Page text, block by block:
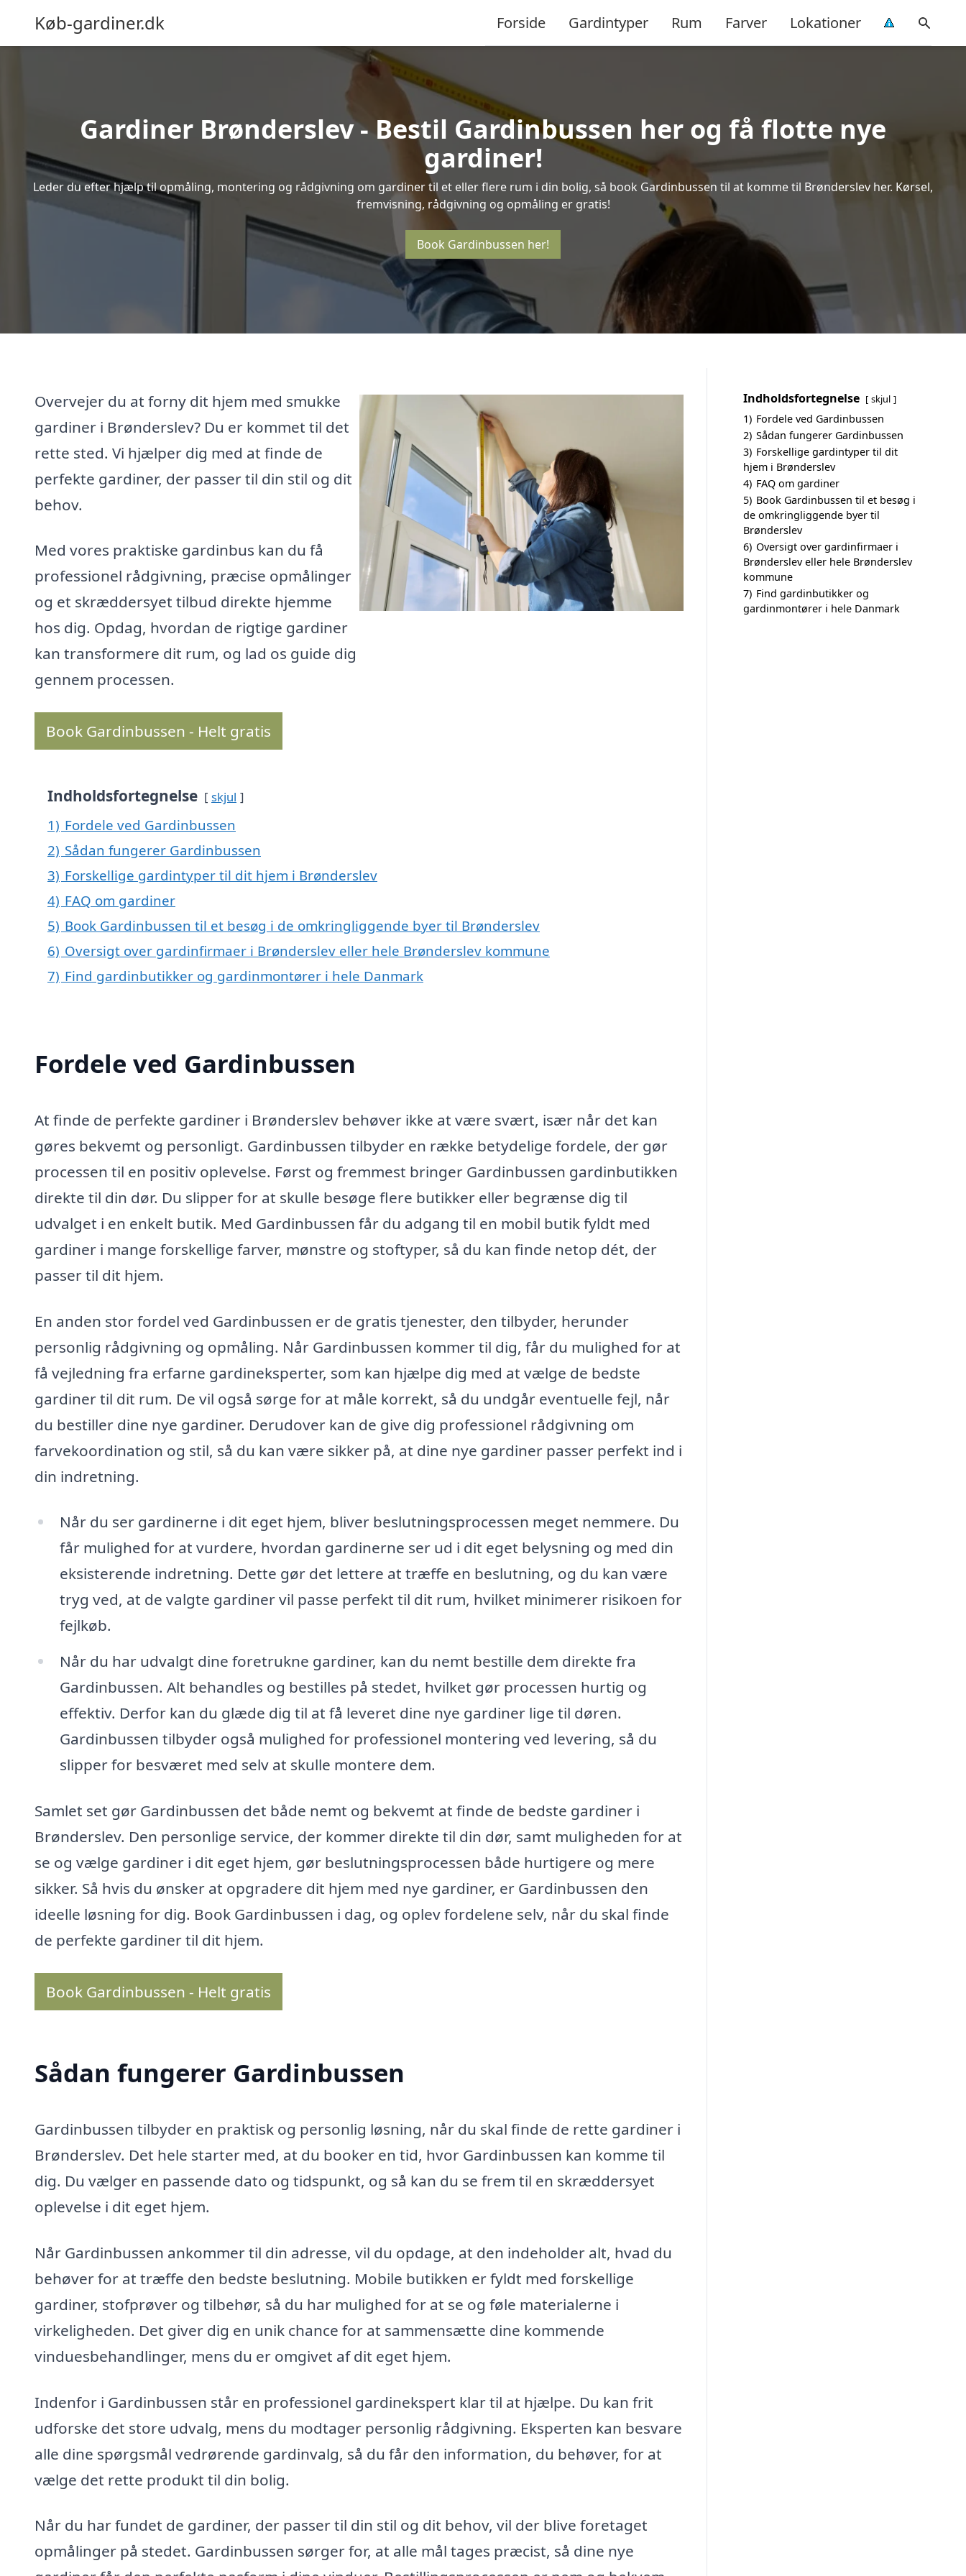
Køb-gardiner.dk Forside Gardintyper Rum Farver Lokationer
Gardiner Brønderslev - Bestil Gardinbussen her og få flotte nye
gardiner!
Leder du efter hjælp til opmåling, montering og rådgivning om gardiner til et eller flere rum i din bolig, så book Gardinbussen til at komme til Brønderslev her. Kørsel,
fremvisning, rådgivning og opmåling er gratis!
Book Gardinbussen her!
Overvejer du at forny dit hjem med smukke
gardiner i Brønderslev? Du er kommet til det
rette sted. Vi hjælper dig med at finde de
perfekte gardiner, der passer til din stil og dit
behov.
Med vores praktiske gardinbus kan du få
professionel rådgivning, præcise opmålinger
og et skræddersyet tilbud direkte hjemme
hos dig. Opdag, hvordan de rigtige gardiner
kan transformere dit rum, og lad os guide dig
gennem processen.
Book Gardinbussen - Helt gratis
Indholdsfortegnelse skjul
1) Fordele ved Gardinbussen
2) Sådan fungerer Gardinbussen
3) Forskellige gardintyper til dit hjem i Brønderslev
4) FAQ om gardiner
5) Book Gardinbussen til et besøg i de omkringliggende byer til Brønderslev
6) Oversigt over gardinfirmaer i Brønderslev eller hele Brønderslev kommune
7) Find gardinbutikker og gardinmontører i hele Danmark
Fordele ved Gardinbussen
At finde de perfekte gardiner i Brønderslev behøver ikke at være svært, især når det kan
gøres bekvemt og personligt. Gardinbussen tilbyder en række betydelige fordele, der gør
processen til en positiv oplevelse. Først og fremmest bringer Gardinbussen gardinbutikken
direkte til din dør. Du slipper for at skulle besøge flere butikker eller begrænse dig til
udvalget i en enkelt butik. Med Gardinbussen får du adgang til en mobil butik fyldt med
gardiner i mange forskellige farver, mønstre og stoftyper, så du kan finde netop dét, der
passer til dit hjem.
En anden stor fordel ved Gardinbussen er de gratis tjenester, den tilbyder, herunder
personlig rådgivning og opmåling. Når Gardinbussen kommer til dig, får du mulighed for at
få vejledning fra erfarne gardineksperter, som kan hjælpe dig med at vælge de bedste
gardiner til dit rum. De vil også sørge for at måle korrekt, så du undgår eventuelle fejl, når
du bestiller dine nye gardiner. Derudover kan de give dig professionel rådgivning om
farvekoordination og stil, så du kan være sikker på, at dine nye gardiner passer perfekt ind i
din indretning.
Når du ser gardinerne i dit eget hjem, bliver beslutningsprocessen meget nemmere. Du
får mulighed for at vurdere, hvordan gardinerne ser ud i dit eget belysning og med din
eksisterende indretning. Dette gør det lettere at træffe en beslutning, og du kan være
tryg ved, at de valgte gardiner vil passe perfekt til dit rum, hvilket minimerer risikoen for
fejlkøb.
Når du har udvalgt dine foretrukne gardiner, kan du nemt bestille dem direkte fra
Gardinbussen. Alt behandles og bestilles på stedet, hvilket gør processen hurtig og
effektiv. Derfor kan du glæde dig til at få leveret dine nye gardiner lige til døren.
Gardinbussen tilbyder også mulighed for professionel montering ved levering, så du
slipper for besværet med selv at skulle montere dem.
Samlet set gør Gardinbussen det både nemt og bekvemt at finde de bedste gardiner i
Brønderslev. Den personlige service, der kommer direkte til din dør, samt muligheden for at
se og vælge gardiner i dit eget hjem, gør beslutningsprocessen både hurtigere og mere
sikker. Så hvis du ønsker at opgradere dit hjem med nye gardiner, er Gardinbussen den
ideelle løsning for dig. Book Gardinbussen i dag, og oplev fordelene selv, når du skal finde
de perfekte gardiner til dit hjem.
Book Gardinbussen - Helt gratis
Sådan fungerer Gardinbussen
Gardinbussen tilbyder en praktisk og personlig løsning, når du skal finde de rette gardiner i
Brønderslev. Det hele starter med, at du booker en tid, hvor Gardinbussen kan komme til
dig. Du vælger en passende dato og tidspunkt, og så kan du se frem til en skræddersyet
oplevelse i dit eget hjem.
Når Gardinbussen ankommer til din adresse, vil du opdage, at den indeholder alt, hvad du
behøver for at træffe den bedste beslutning. Mobile butikken er fyldt med forskellige
gardiner, stofprøver og tilbehør, så du har mulighed for at se og føle materialerne i
virkeligheden. Det giver dig en unik chance for at sammensætte dine kommende
vinduesbehandlinger, mens du er omgivet af dit eget hjem.
Indenfor i Gardinbussen står en professionel gardinekspert klar til at hjælpe. Du kan frit
udforske det store udvalg, mens du modtager personlig rådgivning. Eksperten kan besvare
alle dine spørgsmål vedrørende gardinvalg, så du får den information, du behøver, for at
vælge det rette produkt til din bolig.
Når du har fundet de gardiner, der passer til din stil og dit behov, vil der blive foretaget
opmålinger på stedet. Gardinbussen sørger for, at alle mål tages præcist, så dine nye
Indholdsfortegnelse skjul
1) Fordele ved Gardinbussen
2) Sådan fungerer Gardinbussen
3) Forskellige gardintyper til dit
hjem i Brønderslev
4) FAQ om gardiner
5) Book Gardinbussen til et besøg i
de omkringliggende byer til
Brønderslev
6) Oversigt over gardinfirmaer i
Brønderslev eller hele Brønderslev
kommune
7) Find gardinbutikker og
gardinmontører i hele Danmark